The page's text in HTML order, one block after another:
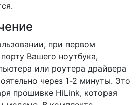
при первом
Вашего ноутбука,
или роутера драйвера
через 1-2 минуты. Это
прошивке HiLink, которая